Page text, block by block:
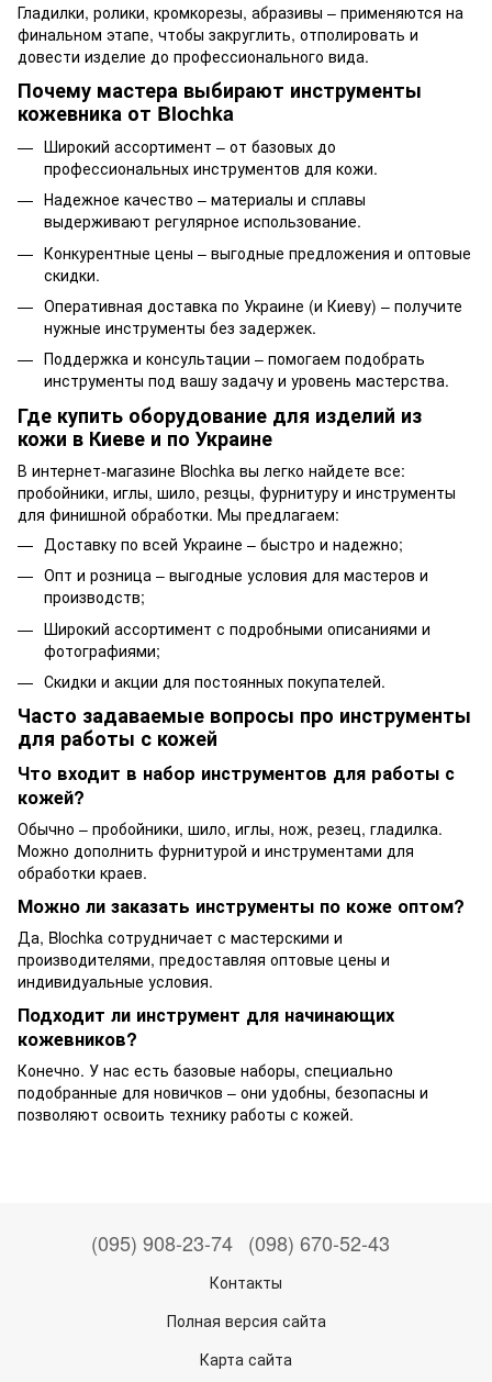
Гладилки, ролики, кромкорезы, абразивы – применяются на
финальном этапе, чтобы закруглить, отполировать и
довести изделие до профессионального вида.
Почему мастера выбирают инструменты
кожевника от Blochka
Широкий ассортимент – от базовых до
профессиональных инструментов для кожи.
Надежное качество – материалы и сплавы
выдерживают регулярное использование.
Конкурентные цены – выгодные предложения и оптовые
скидки.
Оперативная доставка по Украине (и Киеву) – получите
нужные инструменты без задержек.
Поддержка и консультации – помогаем подобрать
инструменты под вашу задачу и уровень мастерства.
Где купить оборудование для изделий из
кожи в Киеве и по Украине
В интернет-магазине Blochka вы легко найдете все:
пробойники, иглы, шило, резцы, фурнитуру и инструменты
для финишной обработки. Мы предлагаем:
Доставку по всей Украине – быстро и надежно;
Опт и розница – выгодные условия для мастеров и
производств;
Широкий ассортимент с подробными описаниями и
фотографиями;
Скидки и акции для постоянных покупателей.
Часто задаваемые вопросы про инструменты
для работы с кожей
Что входит в набор инструментов для работы с
кожей?
Обычно – пробойники, шило, иглы, нож, резец, гладилка.
Можно дополнить фурнитурой и инструментами для
обработки краев.
Можно ли заказать инструменты по коже оптом?
Да, Blochka сотрудничает с мастерскими и
производителями, предоставляя оптовые цены и
индивидуальные условия.
Подходит ли инструмент для начинающих
кожевников?
Конечно. У нас есть базовые наборы, специально
подобранные для новичков – они удобны, безопасны и
позволяют освоить технику работы с кожей.
(095) 908-23-74 (098) 670-52-43
Контакты
Полная версия сайта
Карта сайта